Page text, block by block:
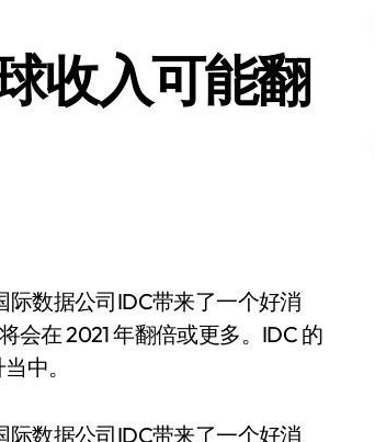
收入可能翻
会在 2021 年翻倍或更多。IDC 的
中。
际数据公司IDC带来了一个好消